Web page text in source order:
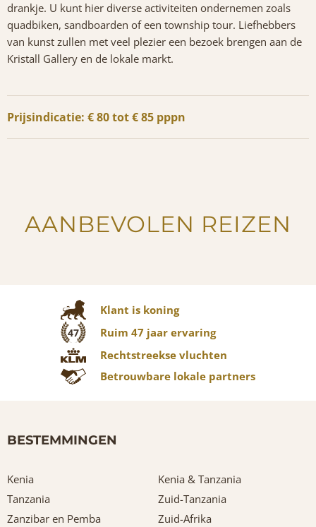
drankje. U kunt hier diverse activiteiten ondernemen zoals
quadbiken, sandboarden of een township tour. Liefhebbers
van kunst zullen met veel plezier een bezoek brengen aan de
Kristall Gallery en de lokale markt.
Prijsindicatie: € 80 tot € 85 pppn
AANBEVOLEN REIZEN
Klant is koning
47
Ruim 47 jaar ervaring
Rechtstreekse vluchten
Betrouwbare lokale partners
BESTEMMINGEN
Kenia
Kenia & Tanzania
Tanzania
Zuid-Tanzania
Zanzibar en Pemba
Zuid-Afrika